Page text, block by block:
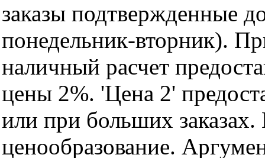
заказы подтвержденные
понедельник-вторник).
наличный расчет
цены 2%. 'Цена 2'
или при больших
ценообразование.